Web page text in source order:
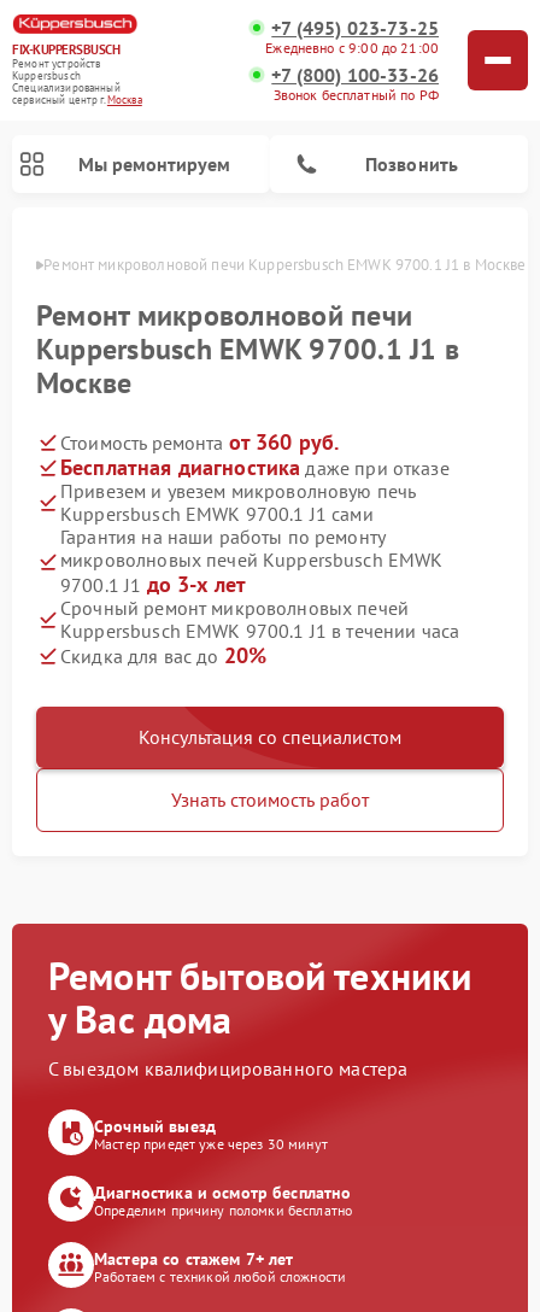
FIX-KUPPERSBUSCH
Ремонт устройств
Kuppersbusch
Специализированный
cервисный центр г.Москва
+7 (495) 023-73-25
Ежедневно с 9:00 до 21:00
+7 (800) 100-33-26
Звонок бесплатный по РФ
Мы ремонтируем Позвонить
Ремонт микроволновой печи Kuppersbusch EMWK 9700.1 J1 в Москве
Ремонт микроволновой печи
Kuppersbusch EMWK 9700.1 J1 в
Москве
Стоимость ремонта от 360 руб.
Бесплатная диагностика даже при отказе
Привезем и увезем микроволновую печь
Kuppersbusch EMWK 9700.1 J1 сами
Гарантия на наши работы по ремонту
микроволновых печей Kuppersbusch EMWK
9700.1 J1 до 3-х лет
Срочный ремонт микроволновых печей
Kuppersbusch EMWK 9700.1 J1 в течении часа
Скидка для вас до 20%
Консультация со специалистом
Узнать стоимость работ
Ремонт бытовой техники
у Вас дома
С выездом квалифицированного мастера
Срочный выезд
Мастер приедет уже через 30 минут
Диагностика и осмотр бесплатно
Определим причину поломки бесплатно
Мастера со стажем 7+ лет
Работаем с техникой любой сложности